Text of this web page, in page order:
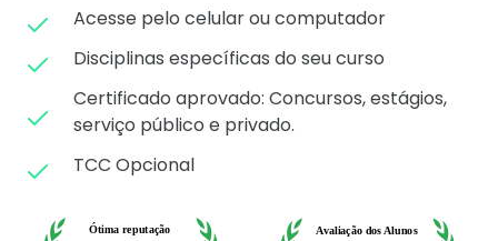
Acesse pelo celular ou computador
Disciplinas específicas do seu curso
Certificado aprovado: Concursos, estágios,
serviço público e privado.
TCC Opcional